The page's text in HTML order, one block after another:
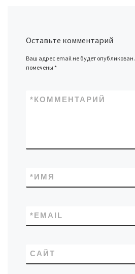
Оставьте комментарий
Ваш адрес email не будет опубликован.
помечены*
КОММЕНТАРИЙ
*
ИМЯ
*
EMAIL
*
САЙТ